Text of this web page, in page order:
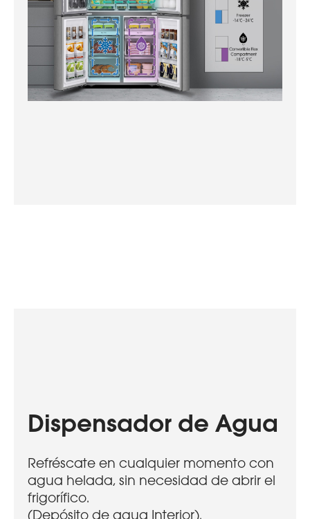
Dispensador de Agua
Refréscate en cualquier momento con
agua helada, sin necesidad de abrir el
frigorífico.
(Depósito de agua Interior).